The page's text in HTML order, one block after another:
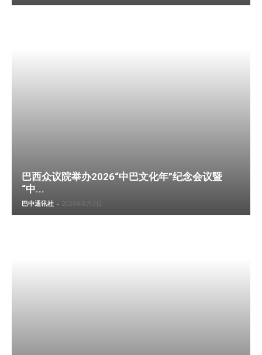
巴西众议院举办2026“中巴文化年”纪念会议暨
“中...
巴中通讯社 - 2026年8月3日